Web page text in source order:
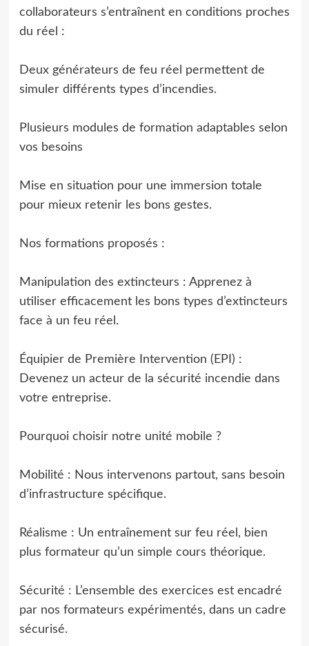
collaborateurs s’entraînent en conditions proches
du réel :
Deux générateurs de feu réel permettent de
simuler différents types d’incendies.
Plusieurs modules de formation adaptables selon
vos besoins
Mise en situation pour une immersion totale
pour mieux retenir les bons gestes.
Nos formations proposés :
Manipulation des extincteurs : Apprenez à
utiliser efficacement les bons types d’extincteurs
face à un feu réel.
Équipier de Première Intervention (EPI) :
Devenez un acteur de la sécurité incendie dans
votre entreprise.
Pourquoi choisir notre unité mobile ?
Mobilité : Nous intervenons partout, sans besoin
d’infrastructure spécifique.
Réalisme : Un entraînement sur feu réel, bien
plus formateur qu’un simple cours théorique.
Sécurité : L’ensemble des exercices est encadré
par nos formateurs expérimentés, dans un cadre
sécurisé.